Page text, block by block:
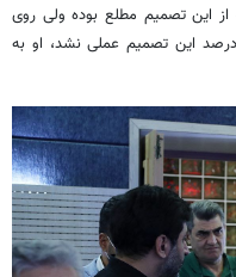
از این تصمیم مطلع بوده ولی روی
درصد این تصمیم عملی نشد، او به